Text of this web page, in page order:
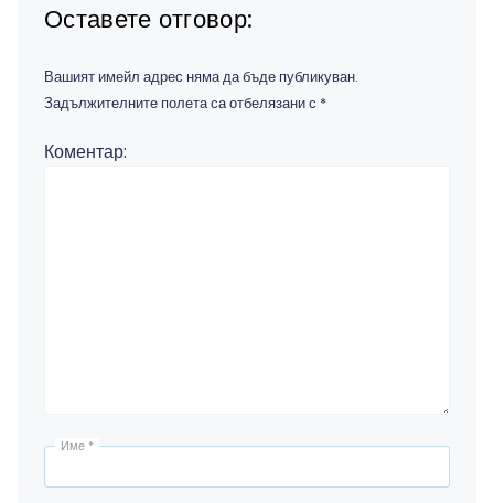
Оставете отговор:
Вашият имейл адрес няма да бъде публикуван.
Задължителните полета са отбелязани с *
Коментар:
Име *